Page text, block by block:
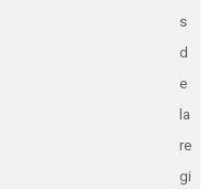
s
d
e
la
re
gi